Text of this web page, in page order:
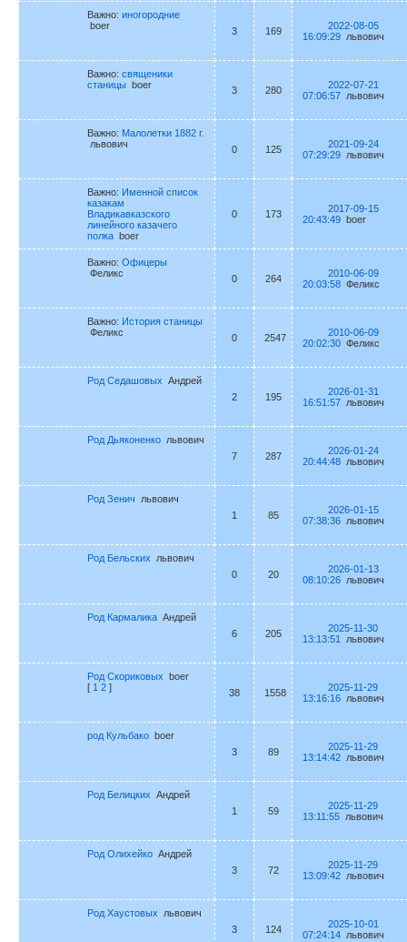
Важно: иногородние
boer
3 169
2022-08-05
16:09:29 львович
Важно: священики
станицы boer 3 280
2022-07-21
07:06:57 львович
Важно: Малолетки 1882 г.
львович
0 125
2021-09-24
07:29:29 львович
Важно: Именной список
казакам
Владикавказского
линейного казачего
полка boer
0 173
2017-09-15
20:43:49 boer
Важно: Офицеры
Феликс
0 264
2010-06-09
20:03:58 Феликс
Важно: История станицы
Феликс
0 2547
2010-06-09
20:02:30 Феликс
Род Седашовых Андрей
2
195
2026-01-31
16:51:57 львович
Род Дьяконенко львович
7
287
2026-01-24
20:44:48 львович
Род Зенич
львович
1
85
2026-01-15
07:38:36 львович
Род Бельских
львович
0
20
2026-01-13
08:10:26 львович
Род Кармалика Андрей
6
205
2025-11-30
13:13:51
львович
Род Скориковых boer
[ 1 2 ] 38 1558
2025-11-29
13:16:16 львович
род Кульбако boer
3
89
2025-11-29
13:14:42 львович
Род Белицких Андрей
1
59
2025-11-29
13:11:55 львович
Род Олихейко Андрей
3
72
2025-11-29
13:09:42 львович
Род Хаустовых
львович
3
124
2025-10-01
07:24:14 львович